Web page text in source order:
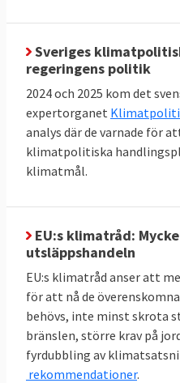
förnybart
Jämfört med 2005
sin primära
procent till högst
dock inget specifikt
Andelen förnybar
mellan 2020 och
men gärna 45
den största andelen
EU-länderna:66
finns något specifikt
medlemsländer utan
Sveriges
regeringens politik
2024 och 2025 kom det
expertorganet
analys där de varnade för
klimatpolitiska
klimatmål.
EU:s klimatråd:
utsläppshandeln
EU:s klimatråd anser att
för att nå de
behövs, inte minst skrota
bränslen, större krav på
fyrdubbling av
rekommendationer.